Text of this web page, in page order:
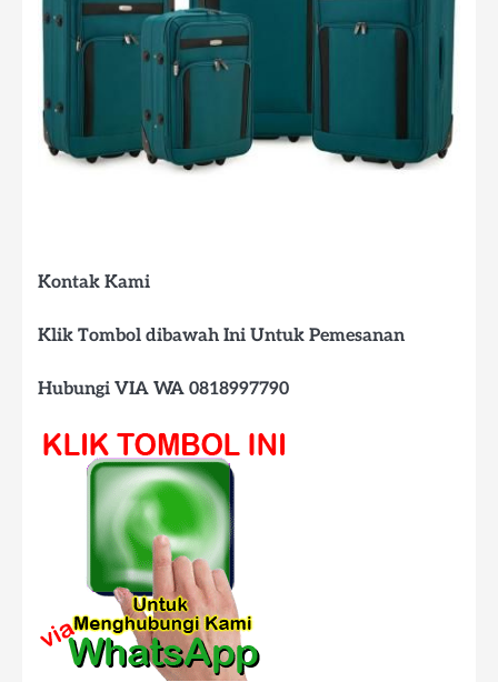
Kontak Kami
Klik Tombol dibawah Ini Untuk Pemesanan
Hubungi VIA WA 0818997790